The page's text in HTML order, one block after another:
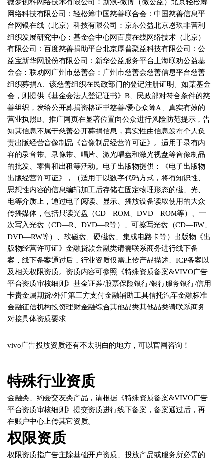
vivo广告投放资质还有不太明白的地方，可以官网咨询！
特殊行业资质
金融类、约会交友类产品，请根据《特殊资质备案&VIVO广告
平台资质审核细则》提交资质进行线下备案，备案通过后，再
在账户中心上传其它资质。
权限资质
权限资质指广告主除基础开户资质、投放产品或服务所必需的